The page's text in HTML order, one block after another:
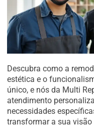
Descubra como a
estética e o
único, e nós da Multi
atendimento
necessidades
transformar a sua visão